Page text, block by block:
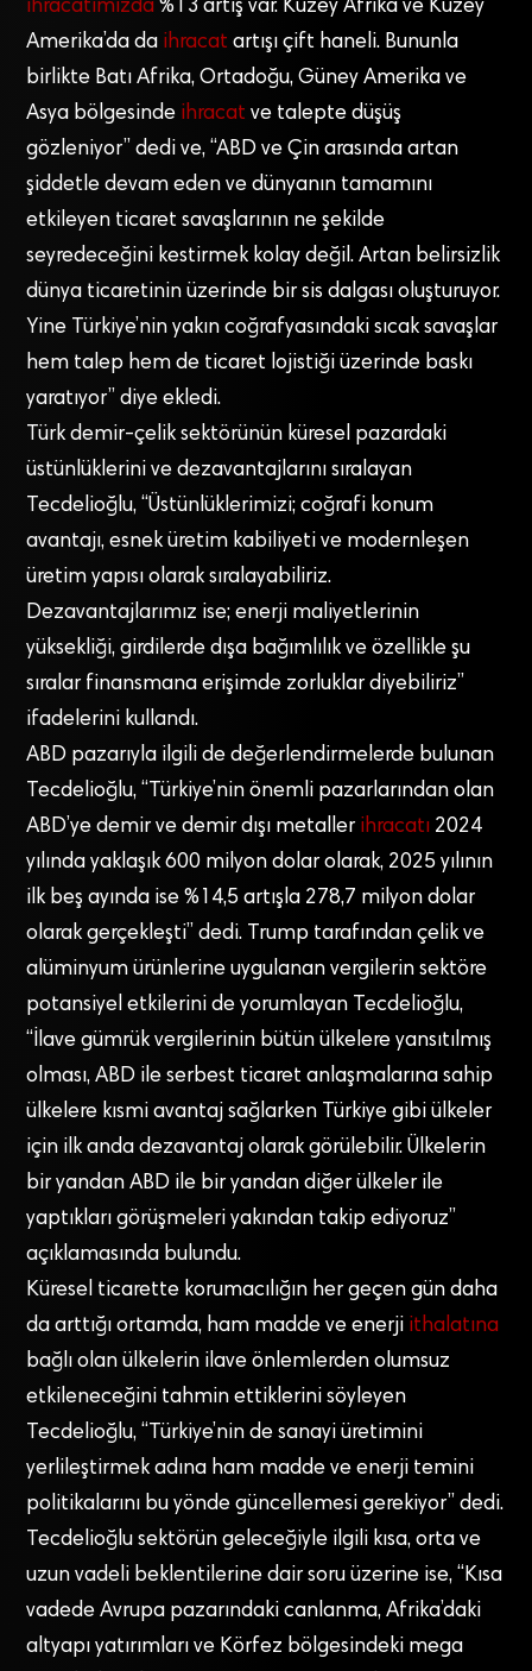
ihracatımızda %13 artış var. Kuzey Afrika ve Kuzey
Amerika’da da ihracat artışı çift haneli. Bununla
birlikte Batı Afrika, Ortadoğu, Güney Amerika ve
Asya bölgesinde ihracat ve talepte düşüş
gözleniyor” dedi ve, “ABD ve Çin arasında artan
şiddetle devam eden ve dünyanın tamamını
etkileyen ticaret savaşlarının ne şekilde
seyredeceğini kestirmek kolay değil. Artan belirsizlik
dünya ticaretinin üzerinde bir sis dalgası oluşturuyor.
Yine Türkiye’nin yakın coğrafyasındaki sıcak savaşlar
hem talep hem de ticaret lojistiği üzerinde baskı
yaratıyor” diye ekledi.
Türk demir-çelik sektörünün küresel pazardaki
üstünlüklerini ve dezavantajlarını sıralayan
Tecdelioğlu, “Üstünlüklerimizi; coğrafi konum
avantajı, esnek üretim kabiliyeti ve modernleşen
üretim yapısı olarak sıralayabiliriz.
Dezavantajlarımız ise; enerji maliyetlerinin
yüksekliği, girdilerde dışa bağımlılık ve özellikle şu
sıralar finansmana erişimde zorluklar diyebiliriz”
ifadelerini kullandı.
ABD pazarıyla ilgili de değerlendirmelerde bulunan
Tecdelioğlu, “Türkiye’nin önemli pazarlarından olan
ABD’ye demir ve demir dışı metaller ihracatı 2024
yılında yaklaşık 600 milyon dolar olarak, 2025 yılının
ilk beş ayında ise %14,5 artışla 278,7 milyon dolar
olarak gerçekleşti” dedi. Trump tarafından çelik ve
alüminyum ürünlerine uygulanan vergilerin sektöre
potansiyel etkilerini de yorumlayan Tecdelioğlu,
“İlave gümrük vergilerinin bütün ülkelere yansıtılmış
olması, ABD ile serbest ticaret anlaşmalarına sahip
ülkelere kısmi avantaj sağlarken Türkiye gibi ülkeler
için ilk anda dezavantaj olarak görülebilir. Ülkelerin
bir yandan ABD ile bir yandan diğer ülkeler ile
yaptıkları görüşmeleri yakından takip ediyoruz”
açıklamasında bulundu.
Küresel ticarette korumacılığın her geçen gün daha
da arttığı ortamda, ham madde ve enerji ithalatına
bağlı olan ülkelerin ilave önlemlerden olumsuz
etkileneceğini tahmin ettiklerini söyleyen
Tecdelioğlu, “Türkiye’nin de sanayi üretimini
yerlileştirmek adına ham madde ve enerji temini
politikalarını bu yönde güncellemesi gerekiyor” dedi.
Tecdelioğlu sektörün geleceğiyle ilgili kısa, orta ve
uzun vadeli beklentilerine dair soru üzerine ise, “Kısa
vadede Avrupa pazarındaki canlanma, Afrika’daki
altyapı yatırımları ve Körfez bölgesindeki mega